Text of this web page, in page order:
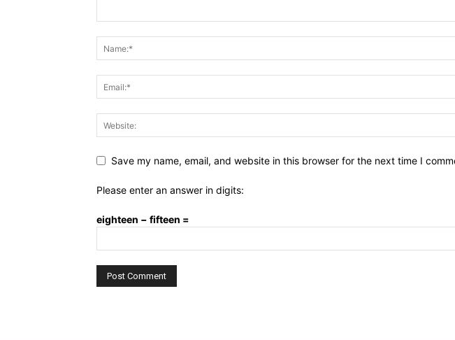
Save my name, email, and website in this browser for the next time I
Please enter an answer in digits:
eighteen − fifteen =